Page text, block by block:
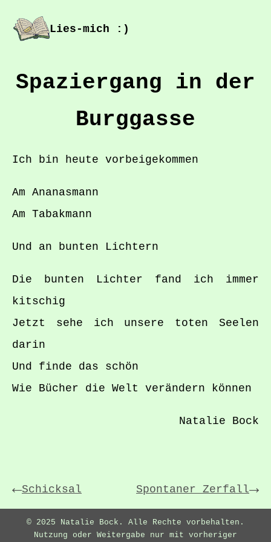
Lies-mich :)
Spaziergang in der
Burggasse
Ich bin heute vorbeigekommen
Am Ananasmann
Am Tabakmann
Und an bunten Lichtern
Die bunten Lichter fand ich immer
kitschig
Jetzt sehe ich unsere toten Seelen
darin
Und finde das schön
Wie Bücher die Welt verändern können
Natalie Bock
←Schicksal Spontaner Zerfall→
© 2025 Natalie Bock. Alle Rechte vorbehalten.
Nutzung oder Weitergabe nur mit vorheriger